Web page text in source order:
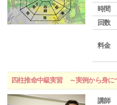
時間
回数
料金
四柱推命中級実習 ～実例から身に
講師